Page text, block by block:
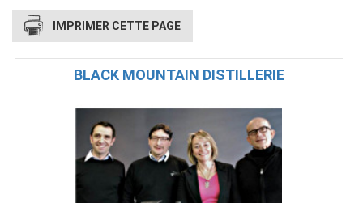
IMPRIMER CETTE PAGE
BLACK MOUNTAIN DISTILLERIE